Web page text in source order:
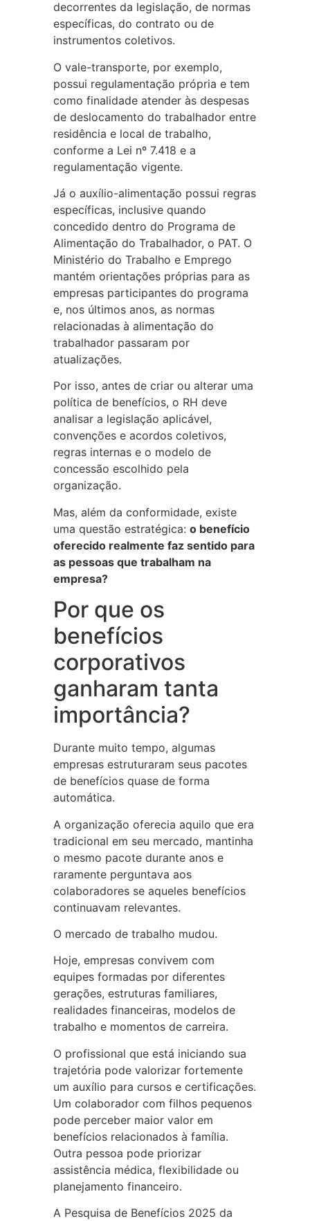
decorrentes da legislação, de normas
específicas, do contrato ou de
instrumentos coletivos.
O vale-transporte, por exemplo,
possui regulamentação própria e tem
como finalidade atender às despesas
de deslocamento do trabalhador entre
residência e local de trabalho,
conforme a Lei nº 7.418 e a
regulamentação vigente.
Já o auxílio-alimentação possui regras
específicas, inclusive quando
concedido dentro do Programa de
Alimentação do Trabalhador, o PAT. O
Ministério do Trabalho e Emprego
mantém orientações próprias para as
empresas participantes do programa
e, nos últimos anos, as normas
relacionadas à alimentação do
trabalhador passaram por
atualizações.
Por isso, antes de criar ou alterar uma
política de benefícios, o RH deve
analisar a legislação aplicável,
convenções e acordos coletivos,
regras internas e o modelo de
concessão escolhido pela
organização.
Mas, além da conformidade, existe
uma questão estratégica: o benefício
oferecido realmente faz sentido para
as pessoas que trabalham na
empresa?
Por que os
benefícios
corporativos
ganharam tanta
importância?
Durante muito tempo, algumas
empresas estruturaram seus pacotes
de benefícios quase de forma
automática.
A organização oferecia aquilo que era
tradicional em seu mercado, mantinha
o mesmo pacote durante anos e
raramente perguntava aos
colaboradores se aqueles benefícios
continuavam relevantes.
O mercado de trabalho mudou.
Hoje, empresas convivem com
equipes formadas por diferentes
gerações, estruturas familiares,
realidades financeiras, modelos de
trabalho e momentos de carreira.
O profissional que está iniciando sua
trajetória pode valorizar fortemente
um auxílio para cursos e certificações.
Um colaborador com filhos pequenos
pode perceber maior valor em
benefícios relacionados à família.
Outra pessoa pode priorizar
assistência médica, flexibilidade ou
planejamento financeiro.
A Pesquisa de Benefícios 2025 da